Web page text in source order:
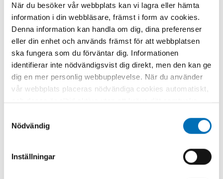
När du besöker vår webbplats kan vi lagra eller hämta
information i din webbläsare, främst i form av cookies.
Denna information kan handla om dig, dina preferenser
eller din enhet och används främst för att webbplatsen
ska fungera som du förväntar dig. Informationen
identifierar inte nödvändigsvist dig direkt, men den kan ge
dig en mer personlig webbupplevelse. När du använder
vår webbplats placeras nödvändiga cookies automatiskt,
och dessa är alltid aktiva utan att kräva ditt samtycke.
använda webbplatsen och dess funktioner. Vi respekterar
din integritet, och du kan välja vilka ytterligare cookies
oklassificerade) du vill acceptera. Klicka på de olika
Nödvändig
Inställningar
NYCKELORD
brukerrom, Heroin,
KATEGORIER
Narkotika
FOTOGRAF/BILDKÄLL
A
Mostphotos